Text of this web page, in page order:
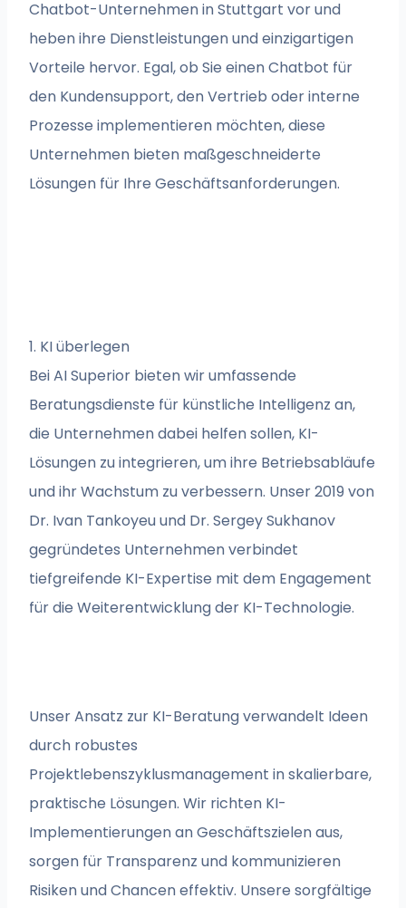
Chatbot-Unternehmen in Stuttgart vor und
heben ihre Dienstleistungen und einzigartigen
Vorteile hervor. Egal, ob Sie einen Chatbot für
den Kundensupport, den Vertrieb oder interne
Prozesse implementieren möchten, diese
Unternehmen bieten maßgeschneiderte
Lösungen für Ihre Geschäftsanforderungen.
1. KI überlegen
Bei AI Superior bieten wir umfassende
Beratungsdienste für künstliche Intelligenz an,
die Unternehmen dabei helfen sollen, KI-
Lösungen zu integrieren, um ihre Betriebsabläufe
und ihr Wachstum zu verbessern. Unser 2019 von
Dr. Ivan Tankoyeu und Dr. Sergey Sukhanov
gegründetes Unternehmen verbindet
tiefgreifende KI-Expertise mit dem Engagement
für die Weiterentwicklung der KI-Technologie.
Unser Ansatz zur KI-Beratung verwandelt Ideen
durch robustes
Projektlebenszyklusmanagement in skalierbare,
praktische Lösungen. Wir richten KI-
Implementierungen an Geschäftszielen aus,
sorgen für Transparenz und kommunizieren
Risiken und Chancen effektiv. Unsere sorgfältige